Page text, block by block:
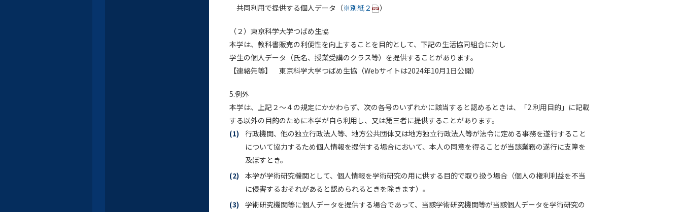
共同利用で提供する個人データ（※別紙２ ）
（２）東京科学大学つばめ生協
本学は、教科書販売の利便性を向上することを目的として、下記の生活協同組合に対し
学生の個人データ（氏名、授業受講のクラス等）を提供することがあります。
【連絡先等】 東京科学大学つばめ生協（Webサイトは2024年10月1日公開）
5.例外
本学は、上記２～４の規定にかかわらず、次の各号のいずれかに該当すると認めるときは、「2.利用目的」に記載
する以外の目的のために本学が自ら利用し、又は第三者に提供することがあります。
(1)
行政機関、他の独立行政法人等、地方公共団体又は地方独立行政法人等が法令に定める事務を遂行すること
について協力するため個人情報を提供する場合において、本人の同意を得ることが当該業務の遂行に支障を
及ぼすとき。
(2)
本学が学術研究機関として、個人情報を学術研究の用に供する目的で取り扱う場合（個人の権利利益を不当
に侵害するおそれがあると認められるときを除きます）。
(3)
学術研究機関等に個人データを提供する場合であって、当該学術研究機関等が当該個人データを学術研究の